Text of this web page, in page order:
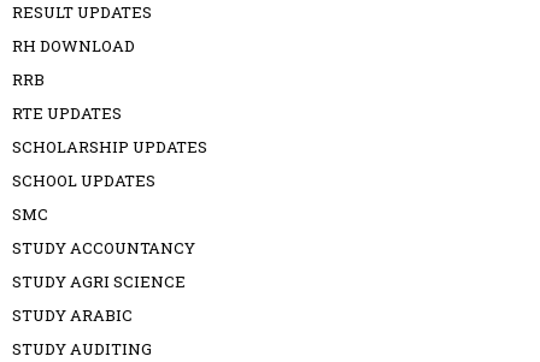
RESULT UPDATES
RH DOWNLOAD
RRB
RTE UPDATES
SCHOLARSHIP UPDATES
SCHOOL UPDATES
SMC
STUDY ACCOUNTANCY
STUDY AGRI SCIENCE
STUDY ARABIC
STUDY AUDITING